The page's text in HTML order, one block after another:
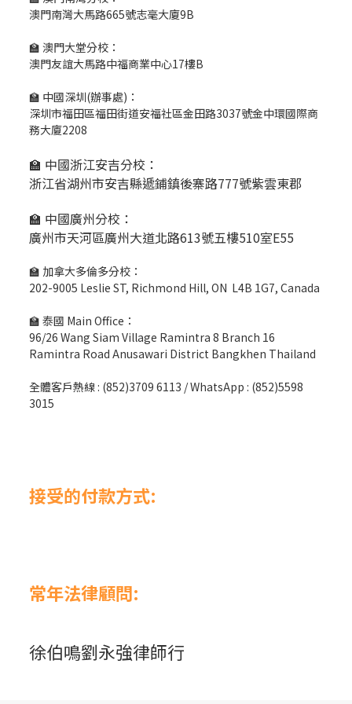
澳門南灣大馬路665號志毫大廈9B
🏫 澳門大堂分校：
澳門友誼大馬路中福商業中心17樓B
🏫 中國深圳(辦事處)：
深圳市福田區福田街道安福社區金田路3037號金中環國際商
務大廈2208
🏫 中國浙江安吉分校：
浙江省湖州市安吉縣遞鋪鎮後寨路777號紫雲東郡
🏫 中國廣州分校：
廣州市天河區廣州大道北路613號五樓510室E55
🏫 加拿大多倫多分校：
202-9005 Leslie ST, Richmond Hill, ON L4B 1G7, Canada
🏫 泰國 Main Office：
96/26 Wang Siam Village Ramintra 8 Branch 16
Ramintra Road Anusawari District Bangkhen Thailand
全體客戶熱線 : (852)3709 6113 / WhatsApp : (852)5598
3015
接受的付款方式:
常年法律顧問:
徐伯鳴劉永強律師行